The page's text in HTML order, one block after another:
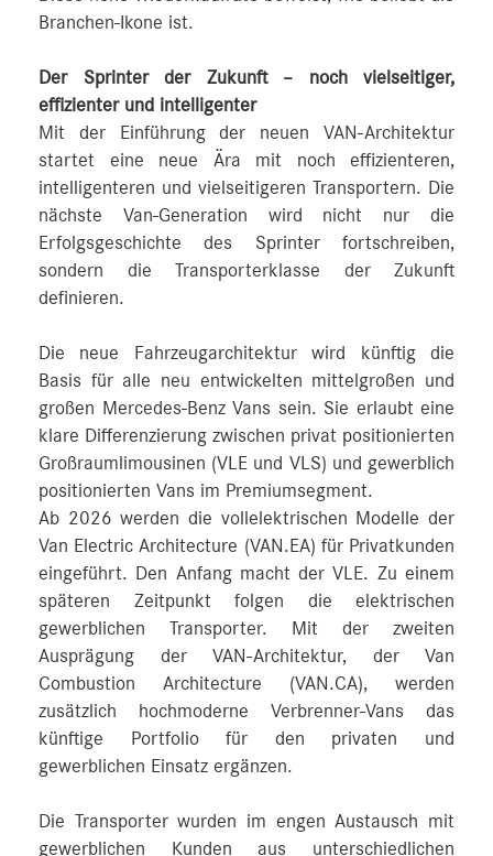
Branchen-Ikone ist.
Der Sprinter der Zukunft – noch vielseitiger,
effizienter und intelligenter
Mit der Einführung der neuen VAN-Architektur
startet eine neue Ära mit noch effizienteren,
intelligenteren und vielseitigeren Transportern. Die
nächste Van-Generation wird nicht nur die
Erfolgsgeschichte des Sprinter fortschreiben,
sondern die Transporterklasse der Zukunft
definieren.
Die neue Fahrzeugarchitektur wird künftig die
Basis für alle neu entwickelten mittelgroßen und
großen Mercedes‑Benz Vans sein. Sie erlaubt eine
klare Differenzierung zwischen privat positionierten
Großraumlimousinen (VLE und VLS) und gewerblich
positionierten Vans im Premiumsegment.
Ab 2026 werden die vollelektrischen Modelle der
Van Electric Architecture (VAN.EA) für Privatkunden
eingeführt. Den Anfang macht der VLE. Zu einem
späteren Zeitpunkt folgen die elektrischen
gewerblichen Transporter. Mit der zweiten
Ausprägung der VAN-Architektur, der Van
Combustion Architecture (VAN.CA), werden
zusätzlich hochmoderne Verbrenner-Vans das
künftige Portfolio für den privaten und
gewerblichen Einsatz ergänzen.
Die Transporter wurden im engen Austausch mit
gewerblichen Kunden aus unterschiedlichen